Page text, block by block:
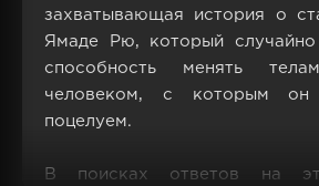
захватывающая история о
Ямаде Рю, который случайно
способность менять
человеком, с которым он
поцелуем.
В поисках ответов на